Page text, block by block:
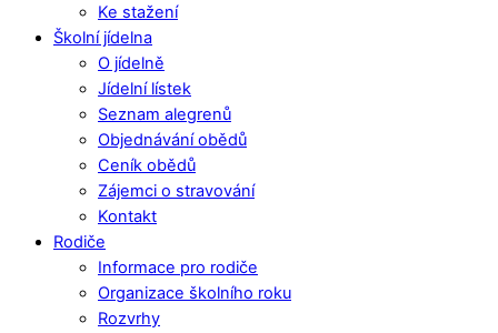
Ke stažení
Školní jídelna
O jídelně
Jídelní lístek
Seznam alegrenů
Objednávání obědů
Ceník obědů
Zájemci o stravování
Kontakt
Rodiče
Informace pro rodiče
Organizace školního roku
Rozvrhy